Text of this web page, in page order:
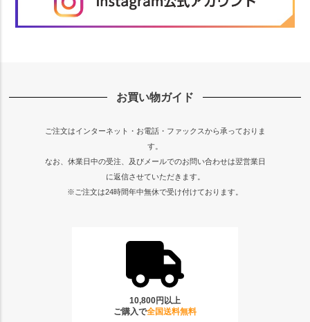
お買い物ガイド
ご注文はインターネット・お電話・ファックスから承っておりま
す。
なお、休業日中の受注、及びメールでのお問い合わせは翌営業日
に返信させていただきます。
※ご注文は24時間年中無休で受け付けております。
10,800円以上
ご購入で全国送料無料